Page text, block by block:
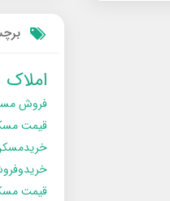
املاک
فروش
قیمت
قیمت